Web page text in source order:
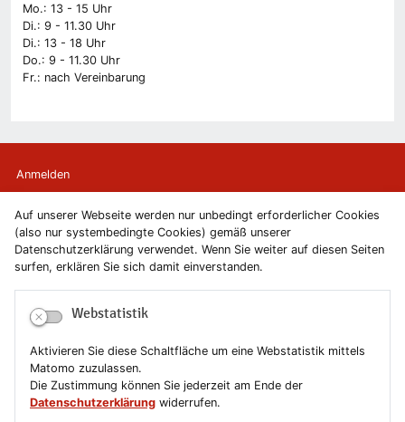
Auf unserer Webseite werden nur unbedingt erforderlicher Cookies
(also nur systembedingte Cookies) gemäß unserer
Datenschutzerklärung verwendet. Wenn Sie weiter auf diesen Seiten
surfen, erklären Sie sich damit einverstanden.
Webstatistik
Aktivieren Sie diese Schaltfläche um eine Webstatistik mittels
Matomo zuzulassen.
Die Zustimmung können Sie jederzeit am Ende der
Datenschutzerklärung widerrufen.
Mo.: 13 - 15 Uhr
Di.: 9 - 11.30 Uhr
Di.: 13 - 18 Uhr
Do.: 9 - 11.30 Uhr
Fr.: nach Vereinbarung
Anmelden
Kontakt
Newsletter
Datenschutzerklärung